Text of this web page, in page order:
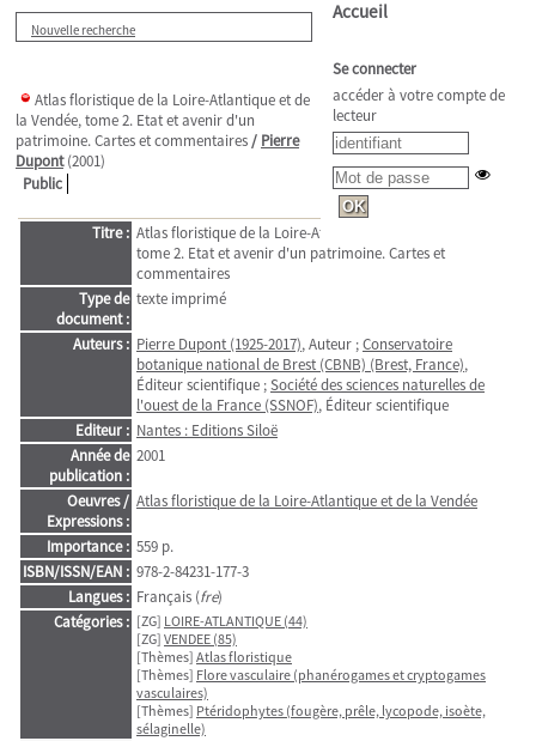
Nouvelle recherche
Atlas floristique de la Loire-Atlantique et de
la Vendée, tome 2. Etat et avenir d'un
patrimoine. Cartes et commentaires/ Pierre
Dupont(2001)
Public
Titre : Atlas floristique de la Loire-Atlantique et de la Vendée,
tome 2. Etat et avenir d'un patrimoine. Cartes et
commentaires
Type de
document :
texte imprimé
Auteurs : Pierre Dupont (1925-2017), Auteur ;Conservatoire
botanique national de Brest (CBNB) (Brest, France),
Éditeur scientifique ;Société des sciences naturelles de
l'ouest de la France (SSNOF), Éditeur scientifique
Editeur : Nantes : Editions Siloë
Année de
publication :
2001
Oeuvres /
Expressions :
Atlas floristique de la Loire-Atlantique et de la Vendée
Importance : 559 p.
ISBN/ISSN/EAN : 978-2-84231-177-3
Langues : Français (fre)
Catégories : [ZG] LOIRE-ATLANTIQUE (44)
[ZG] VENDEE (85)
[Thèmes] Atlas floristique
[Thèmes] Flore vasculaire (phanérogames et cryptogames
vasculaires)
[Thèmes] Ptéridophytes (fougère, prêle, lycopode, isoète,
sélaginelle)
Accueil
Se connecter
accéder à votre compte de
lecteur